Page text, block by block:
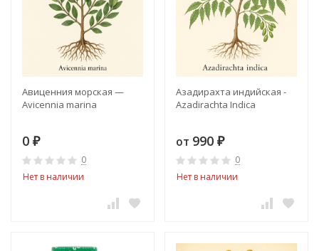
Авиценния морская —
Avicennia marina
0 ₽
0
Нет в наличии
Азадирахта индийская -
Azadirachta Indica
от 990 ₽
0
Нет в наличии